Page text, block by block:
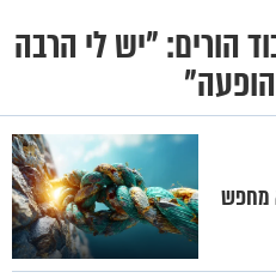
הורים: "יש לי הרבה
מחפש